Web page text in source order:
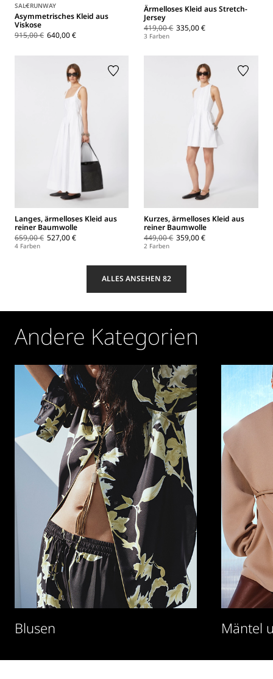
SALERUNWAY
Asymmetrisches Kleid aus
Viskose
915,00 € 640,00 €
Ärmelloses Kleid aus Stretch-
Jersey
419,00 € 335,00 €
3 Farben
Langes, ärmelloses Kleid aus
reiner Baumwolle
659,00 € 527,00 €
4 Farben
Kurzes, ärmelloses Kleid aus
reiner Baumwolle
449,00 € 359,00 €
2 Farben
ALLES ANSEHEN 82
Andere Kategorien
Blusen Mäntel